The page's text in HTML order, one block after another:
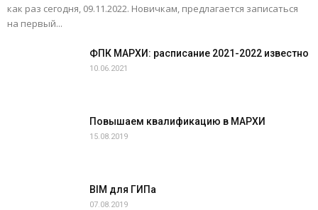
как раз сегодня, 09.11.2022. Новичкам, предлагается записаться
на первый...
ФПК МАРХИ: расписание 2021-2022 известно
10.06.2021
Повышаем квалификацию в МАРХИ
15.08.2019
BIM для ГИПа
07.08.2019